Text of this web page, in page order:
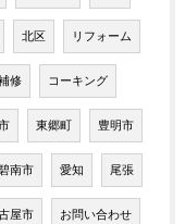
北区 リフォーム
修 コーキング
東郷町 豊明市
南市 愛知 尾張
屋市 お問い合わせ